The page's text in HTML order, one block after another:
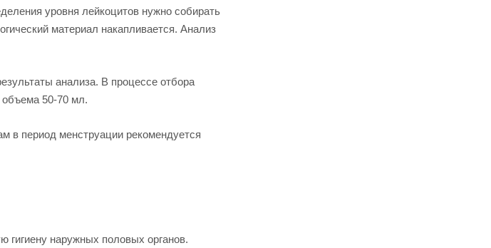
уровня лейкоцитов нужно собирать
материал накапливается. Анализ
анализа. В процессе отбора
объема 50-70 мл.
в период менструации рекомендуется
наружных половых органов.